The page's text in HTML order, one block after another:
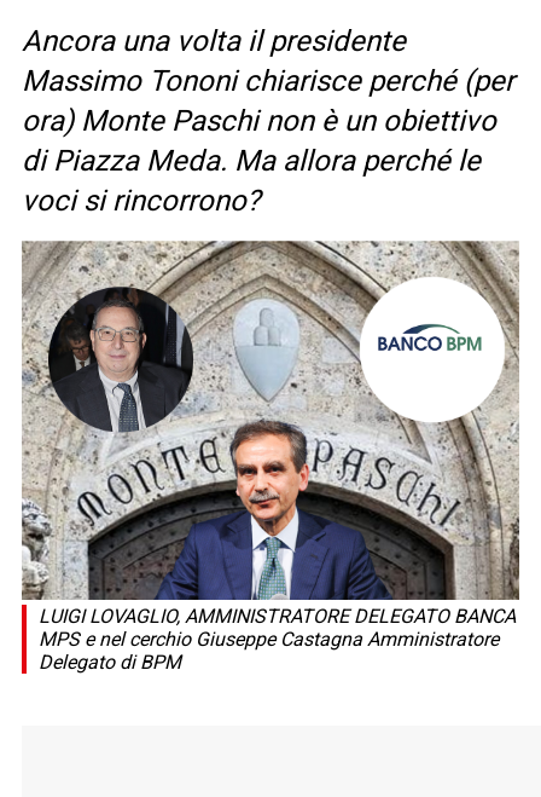
Ancora una volta il presidente
Massimo Tononi chiarisce perché (per
ora) Monte Paschi non è un obiettivo
di Piazza Meda. Ma allora perché le
voci si rincorrono?
LUIGI LOVAGLIO, AMMINISTRATORE DELEGATO BANCA
MPS e nel cerchio Giuseppe Castagna Amministratore
Delegato di BPM